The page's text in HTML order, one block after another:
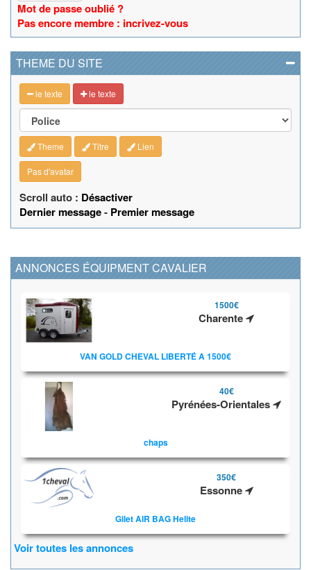
Mot de passe oublié ?
Pas encore membre : incrivez-vous
THEME DU SITE
le texte le texte
Theme Titre Lien
Pas d'avatar
Scroll auto : Désactiver
Dernier message- Premier message
ANNONCES ÉQUIPMENT CAVALIER
1500€
Charente
VAN GOLD CHEVAL LIBERTÉ A 1500€
40€
Pyrénées-Orientales
chaps
350€
Essonne
Gilet AIR BAG Helite
Voir toutes les annonces